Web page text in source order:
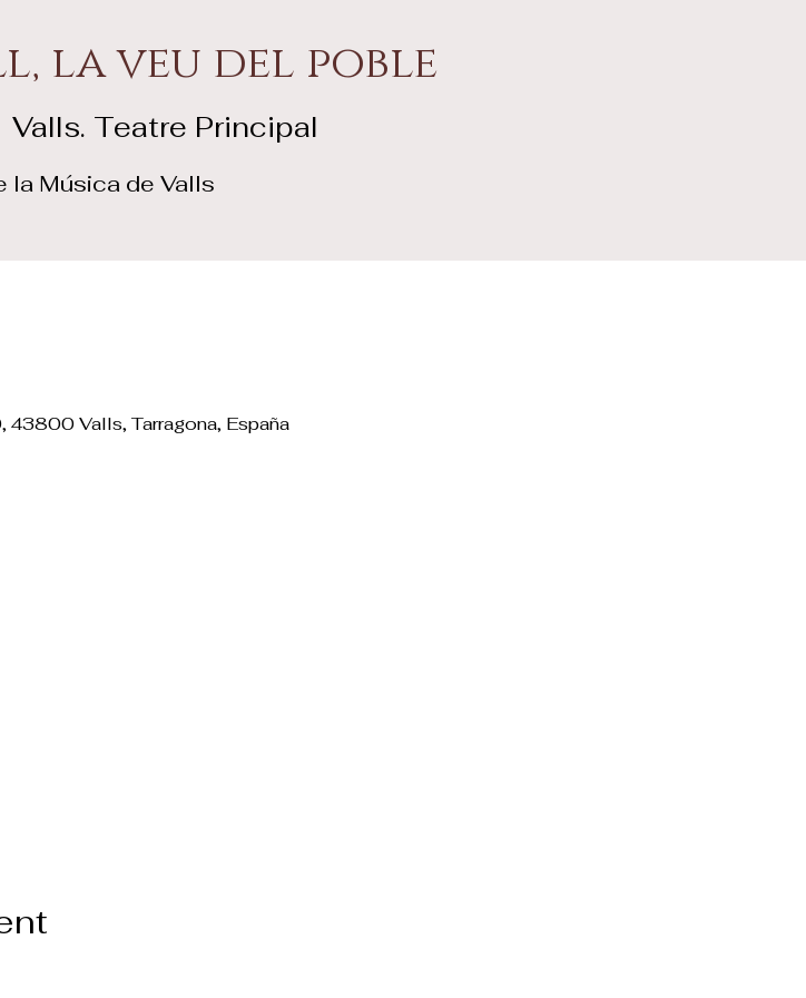
la veu del poble
Valls. Teatre Principal
la Música de Valls
43800 Valls, Tarragona, España